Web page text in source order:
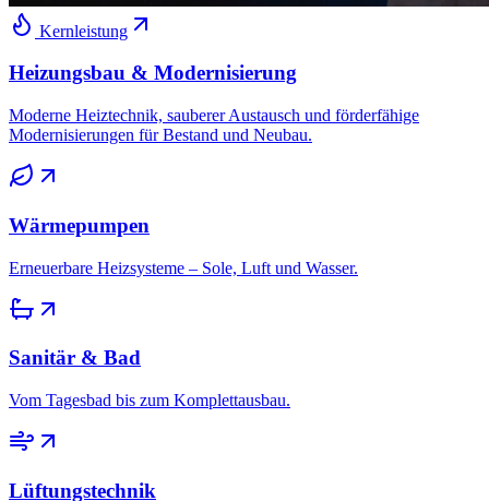
Kernleistung
Heizungsbau & Modernisierung
Moderne Heiztechnik, sauberer Austausch und förderfähige
Modernisierungen für Bestand und Neubau.
Wärmepumpen
Erneuerbare Heizsysteme – Sole, Luft und Wasser.
Sanitär & Bad
Vom Tagesbad bis zum Komplettausbau.
Lüftungstechnik